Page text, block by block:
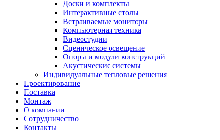
Доски и комплекты
Интерактивные столы
Встраиваемые мониторы
Компьютерная техника
Видеостудии
Cценическое освещение
Опоры и модули конструкций
Акустические системы
Индивидуальные тепловые решения
Проектирование
Поставка
Монтаж
О компании
Сотрудничество
Контакты